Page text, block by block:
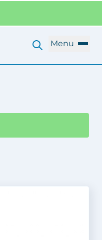
Menu